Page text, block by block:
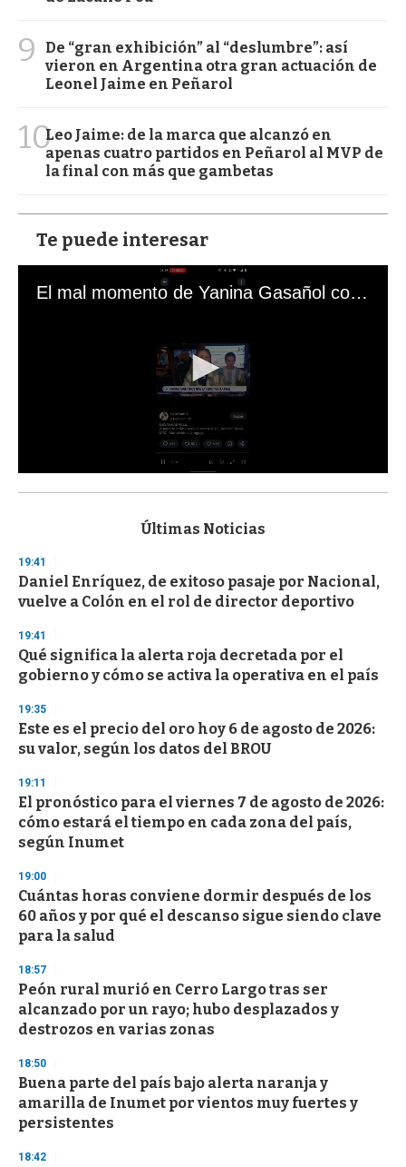
9
De “gran exhibición” al “deslumbre”: así
vieron en Argentina otra gran actuación de
Leonel Jaime en Peñarol
10Leo Jaime: de la marca que alcanzó en
apenas cuatro partidos en Peñarol al MVP de
la final con más que gambetas
Te puede interesar
El mal momento de Yanina Gasañol con un hincha argentino en "Subrayado"
s
d
s
o
f
3
s
c
n
d
Últimas Noticias
19:41
Daniel Enríquez, de exitoso pasaje por Nacional,
vuelve a Colón en el rol de director deportivo
19:41
Qué significa la alerta roja decretada por el
gobierno y cómo se activa la operativa en el país
19:35
Este es el precio del oro hoy 6 de agosto de 2026:
su valor, según los datos del BROU
19:11
El pronóstico para el viernes 7 de agosto de 2026:
cómo estará el tiempo en cada zona del país,
según Inumet
19:00
Cuántas horas conviene dormir después de los
60 años y por qué el descanso sigue siendo clave
para la salud
18:57
Peón rural murió en Cerro Largo tras ser
alcanzado por un rayo; hubo desplazados y
destrozos en varias zonas
18:50
Buena parte del país bajo alerta naranja y
amarilla de Inumet por vientos muy fuertes y
persistentes
18:42